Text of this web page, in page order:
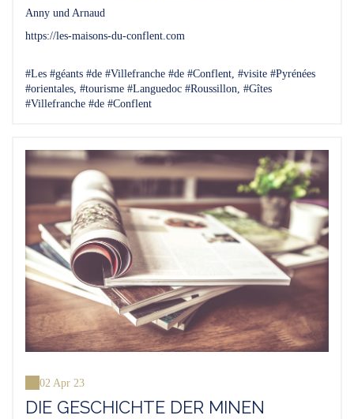
Anny und Arnaud
https://les-maisons-du-conflent.com
#Les #géants #de #Villefranche #de #Conflent, #visite #Pyrénées
#orientales, #tourisme #Languedoc #Roussillon, #Gîtes
#Villefranche #de #Conflent
02 Apr 23
DIE GESCHICHTE DER MINEN